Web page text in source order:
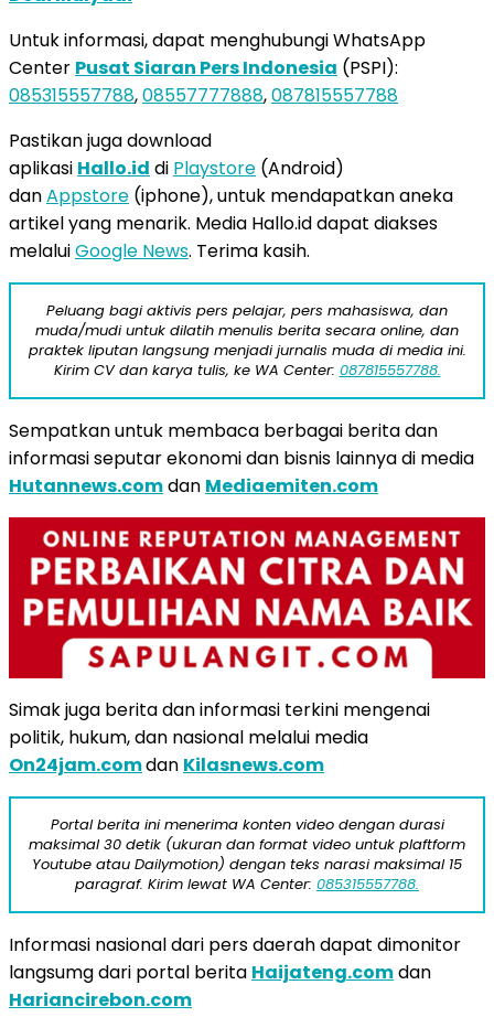
Untuk informasi, dapat menghubungi WhatsApp
Center Pusat Siaran Pers Indonesia (PSPI):
085315557788,08557777888,087815557788
Pastikan juga download
aplikasi Hallo.id di Playstore (Android)
danAppstore (iphone), untuk mendapatkan aneka
artikel yang menarik. Media Hallo.id dapat diakses
melaluiGoogle News. Terima kasih.
Peluang bagi aktivis pers pelajar, pers mahasiswa, dan
muda/mudi untuk dilatih menulis berita secara online, dan
praktek liputan langsung menjadi jurnalis muda di media ini.
Kirim CV dan karya tulis, ke WA Center: 087815557788.
Sempatkan untuk membaca berbagai berita dan
informasi seputar ekonomi dan bisnis lainnya di media
Hutannews.comdan Mediaemiten.com
Simak juga berita dan informasi terkini mengenai
politik, hukum, dan nasional melalui media
On24jam.comdan Kilasnews.com
Portal berita ini menerima konten video dengan durasi
maksimal 30 detik (ukuran dan format video untuk plaftform
Youtube atau Dailymotion) dengan teks narasi maksimal 15
paragraf. Kirim lewat WA Center: 085315557788.
Informasi nasional dari pers daerah dapat dimonitor
langsumg dari portal berita Haijateng.comdan
Hariancirebon.com